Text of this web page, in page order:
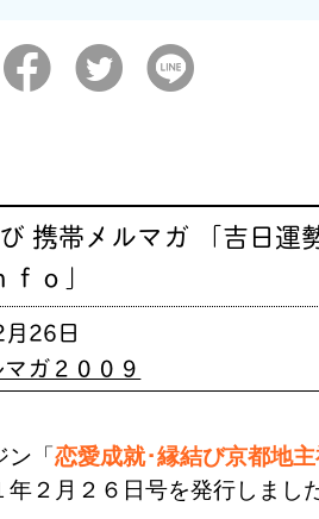
携帯メルマガ 「吉日運
ｏ」
26日
ガ２００９
ン「恋愛成就･縁結び京都地
年２月２６日号を発行しまし